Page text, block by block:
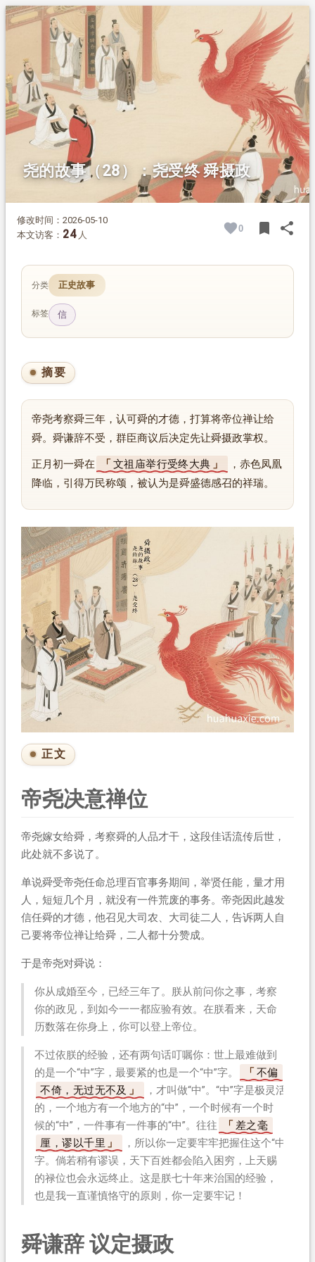
1.摘要
2.
帝尧决意禅位
舜谦辞 议定摄政
2.3.正月受终 祥瑞降临
尧的故事（28）：尧受终 舜摄政
修改时间：2026-05-10
本文访客： 24人
0 bookmark share
分类 正史故事
标签 信
摘要
帝尧考察舜三年，认可舜的才德，打算将帝位禅让给
舜。舜谦辞不受，群臣商议后决定先让舜摄政掌权。
正月初一舜在 文祖庙举行受终大典
，赤色凤凰
降临，引得万民称颂，被认为是舜盛德感召的祥瑞。
正文
帝尧决意禅位
帝尧嫁女给舜，考察舜的人品才干，这段佳话流传后世，
此处就不多说了。
单说舜受帝尧任命总理百官事务期间，举贤任能，量才用
人，短短几个月，就没有一件荒废的事务。帝尧因此越发
信任舜的才德，他召见大司农、大司徒二人，告诉两人自
己要将帝位禅让给舜，二人都十分赞成。
于是帝尧对舜说：
你从成婚至今，已经三年了。朕从前问你之事，考察
你的政见，到如今一一都应验有效。在朕看来，天命
历数落在你身上，你可以登上帝位。
不过依朕的经验，还有两句话叮嘱你：世上最难做到
的是一个“中”字，最要紧的也是一个“中”字。
不偏
不倚，无过无不及
，才叫做“中”。“中”字是极灵活
的，一个地方有一个地方的“中”，一个时候有一个时
候的“中”，一件事有一件事的“中”。往往
差之毫
厘，谬以千里
，所以你一定要牢牢把握住这个“中”
字。倘若稍有谬误，天下百姓都会陷入困穷，上天赐
的禄位也会永远终止。这是朕七十年来治国的经验，
也是我一直谨慎恪守的原则，你一定要牢记！
舜谦辞 议定摄政